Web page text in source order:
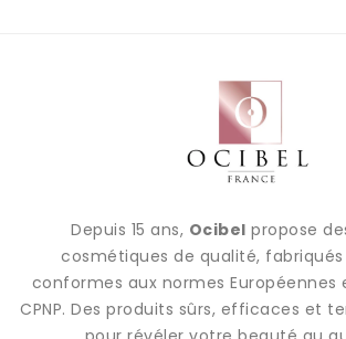
Depuis 15 ans, Ocibel propose
cosmétiques de qualité, fabriqués
conformes aux normes Européennes
CPNP. Des produits sûrs, efficaces et